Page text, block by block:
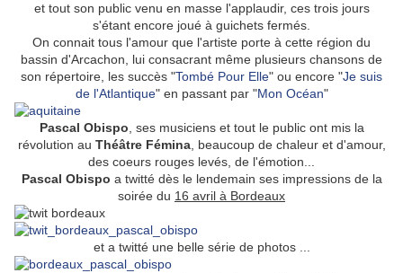
et tout son public venu en masse l'applaudir, ces trois jours
s'étant encore joué à guichets fermés.
On connait tous l'amour que l'artiste porte à cette région du
bassin d'Arcachon, lui consacrant même plusieurs chansons de
son répertoire, les succès "Tombé Pour Elle" ou encore "Je suis
de l'Atlantique" en passant par "Mon Océan"
Pascal Obispo , ses musiciens et tout le public ont mis la
révolution au Théâtre Fémina, beaucoup de chaleur et d'amour,
des coeurs rouges levés, de l'émotion...
Pascal Obispo a twitté dès le lendemain ses impressions de la
soirée du 16 avril à Bordeaux
et a twitté une belle série de photos ...